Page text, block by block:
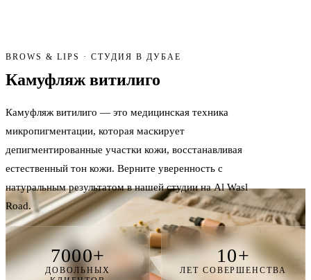
BROWS & LIPS · СТУДИЯ В ДУБАЕ
Камуфляж витилиго
Камуфляж витилиго — это медицинская техника
микропигментации, которая маскирует
депигментированные участки кожи, восстанавливая
естественный тон кожи. Верните уверенность с
натуральным результатом в нашей студии на Al Wasl
Road.
7000+
ДОВОЛЬНЫХ
10+
ЛЕТ СОВЕРШЕНСТВА